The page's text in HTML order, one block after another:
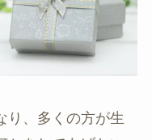
り、多くの方が生